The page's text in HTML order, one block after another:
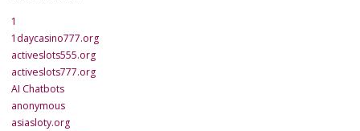
1
1daycasino777.org
activeslots555.org
activeslots777.org
AI Chatbots
anonymous
asiasloty.org